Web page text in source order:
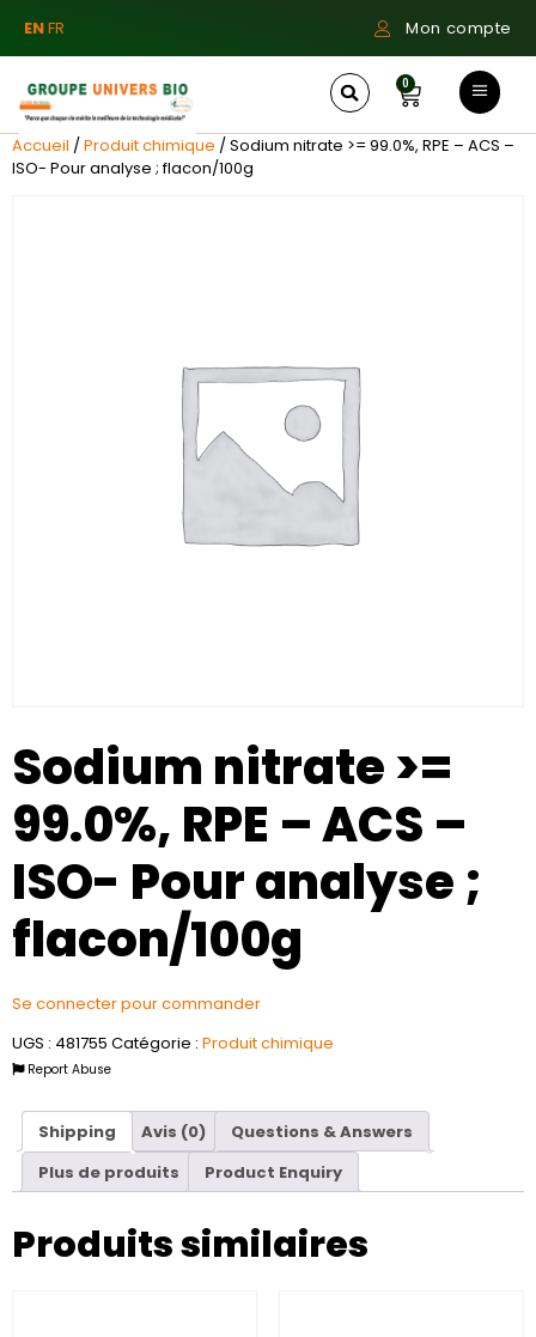
ENFR Mon compte
0
Accueil /Produit chimique / Sodium nitrate >= 99.0%, RPE – ACS –
ISO- Pour analyse ; flacon/100g
Sodium nitrate >=
99.0%, RPE – ACS –
ISO- Pour analyse ;
flacon/100g
Se connecter pour commander
UGS : 481755 Catégorie : Produit chimique
Report Abuse
Shipping Avis (0)
Questions & Answers
Plus de produits
Product Enquiry
Produits similaires